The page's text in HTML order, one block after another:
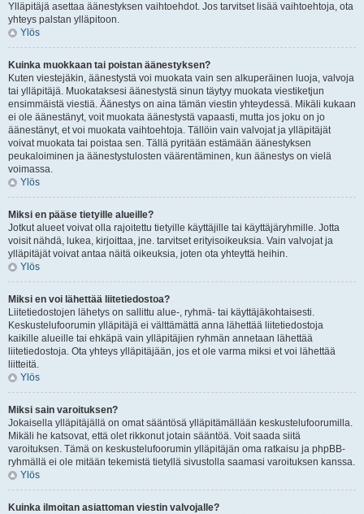
Ylläpitäjä asettaa äänestyksen vaihtoehdot. Jos tarvitset lisää vaihtoehtoja, ota
yhteys palstan ylläpitoon.
Ylös
Kuinka muokkaan tai poistan äänestyksen?
Kuten viestejäkin, äänestystä voi muokata vain sen alkuperäinen luoja, valvoja
tai ylläpitäjä. Muokataksesi äänestystä sinun täytyy muokata viestiketjun
ensimmäistä viestiä. Äänestys on aina tämän viestin yhteydessä. Mikäli kukaan
ei ole äänestänyt, voit muokata äänestystä vapaasti, mutta jos joku on jo
äänestänyt, et voi muokata vaihtoehtoja. Tällöin vain valvojat ja ylläpitäjät
voivat muokata tai poistaa sen. Tällä pyritään estämään äänestyksen
peukaloiminen ja äänestystulosten väärentäminen, kun äänestys on vielä
voimassa.
Ylös
Miksi en pääse tietyille alueille?
Jotkut alueet voivat olla rajoitettu tietyille käyttäjille tai käyttäjäryhmille. Jotta
voisit nähdä, lukea, kirjoittaa, jne. tarvitset erityisoikeuksia. Vain valvojat ja
ylläpitäjät voivat antaa näitä oikeuksia, joten ota yhteyttä heihin.
Ylös
Miksi en voi lähettää liitetiedostoa?
Liitetiedostojen lähetys on sallittu alue-, ryhmä- tai käyttäjäkohtaisesti.
Keskustelufoorumin ylläpitäjä ei välttämättä anna lähettää liitetiedostoja
kaikille alueille tai ehkäpä vain ylläpitäjien ryhmän annetaan lähettää
liitetiedostoja. Ota yhteys ylläpitäjään, jos et ole varma miksi et voi lähettää
liitteitä.
Ylös
Miksi sain varoituksen?
Jokaisella ylläpitäjällä on omat sääntösä ylläpitämällään keskustelufoorumilla.
Mikäli he katsovat, että olet rikkonut jotain sääntöä. Voit saada siitä
varoituksen. Tämä on keskustelufoorumin ylläpitäjän oma ratkaisu ja phpBB-
ryhmällä ei ole mitään tekemistä tietyllä sivustolla saamasi varoituksen kanssa.
Ylös
Kuinka ilmoitan asiattoman viestin valvojalle?